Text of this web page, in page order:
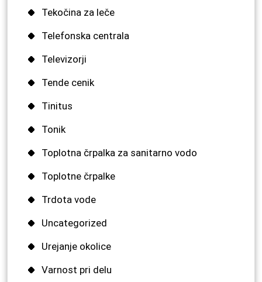
Tekočina za leče
Telefonska centrala
Televizorji
Tende cenik
Tinitus
Tonik
Toplotna črpalka za sanitarno vodo
Toplotne črpalke
Trdota vode
Uncategorized
Urejanje okolice
Varnost pri delu